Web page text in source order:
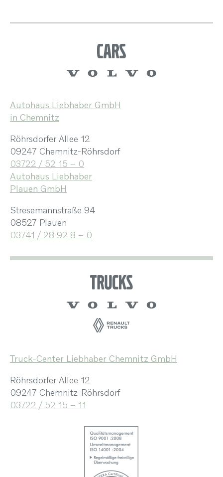
Autohaus Liebhaber GmbH
in Chemnitz
Röhrsdorfer Allee 12
09247 Chemnitz-Röhrsdorf
03722 / 52 15 – 0
Autohaus Liebhaber
Plauen GmbH
Stresemannstraße 94
08527 Plauen
03741 / 28 92 8 – 0
Truck-Center Liebhaber Chemnitz GmbH
Röhrsdorfer Allee 12
09247 Chemnitz-Röhrsdorf
03722 / 52 15 – 11